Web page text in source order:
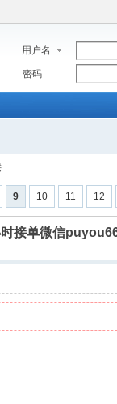
用户名
密码
...
9 10 11 12
接单微信